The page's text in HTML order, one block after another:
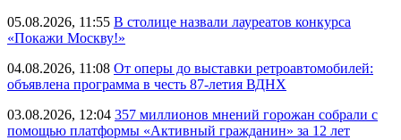
05.08.2026, 11:55 В столице назвали лауреатов конкурса
«Покажи Москву!»
04.08.2026, 11:08 От оперы до выставки ретроавтомобилей:
объявлена программа в честь 87-летия ВДНХ
03.08.2026, 12:04 357 миллионов мнений горожан собрали с
помощью платформы «Активный гражданин» за 12 лет